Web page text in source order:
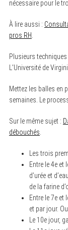
nécessaire pour le
À lire aussi :
pros RH
Plusieurs techniques
L’Université de
Mettez les balles en
semaines. Le
Sur le même sujet :
débouchés
Les trois
Entre le 4e
d’urée et
de la farine
Entre le 7e et
et par jour.
Le 10e jour,